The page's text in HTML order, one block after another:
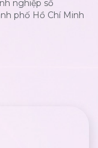
nghiệp số
phố Hồ Chí Minh